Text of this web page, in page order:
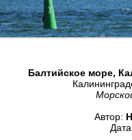
Балтийское море,
Автор: